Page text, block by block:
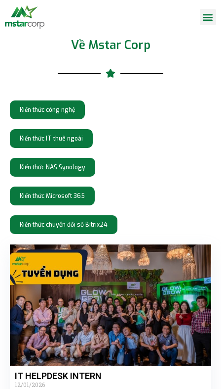
Về Mstar Corp
Kiến thức công nghệ
Kiến thức IT thuê ngoài
Kiến thức NAS Synology
Kiến thức Microsoft 365
Kiến thức chuyển đổi số Bitrix24
IT HELPDESK INTERN
12/01/2026